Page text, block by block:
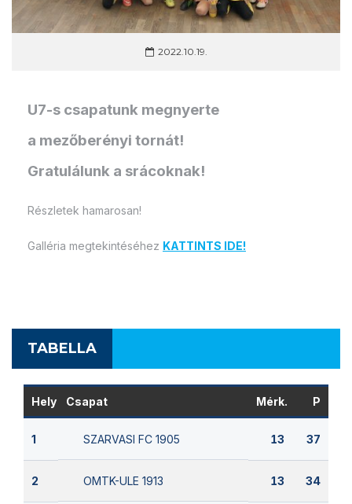
2022.10.19.
U7-s csapatunk megnyerte
a mezőberényi tornát!
Gratulálunk a srácoknak!
Részletek hamarosan!
Galléria megtekintéséhez KATTINTS IDE!
TABELLA
Hely Csapat Mérk. P
1 SZARVASI FC 1905 13 37
2 OMTK-ULE 1913 13 34